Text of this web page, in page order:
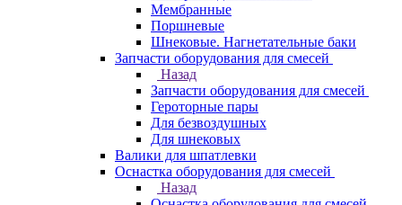
Мембранные
Поршневые
Шнековые. Нагнетательные баки
Запчасти оборудования для смесей
Назад
Запчасти оборудования для смесей
Героторные пары
Для безвоздушных
Для шнековых
Валики для шпатлевки
Оснастка оборудования для смесей
Назад